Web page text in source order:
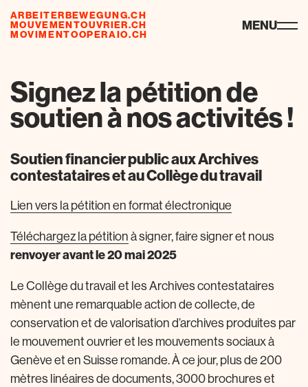
ARBEITERBEWEGUNG.CH
MOUVEMENTOUVRIER.CH
MOVIMENTOOPERAIO.CH
risorse MENU
Signez la pétition de
soutien à nos activités !
Soutien financier public aux Archives
contestataires et au Collège du travail
Lien vers la pétition en format électronique
Téléchargez la pétitionà signer, faire signer et nous
renvoyer avant le 20 mai 2025
Le Collège du travail et les Archives contestataires
mènent une remarquable action de collecte, de
conservation et de valorisation d’archives produites par
le mouvement ouvrier et les mouvements sociaux à
Genève et en Suisse romande. À ce jour, plus de 200
mètres linéaires de documents, 3000 brochures et